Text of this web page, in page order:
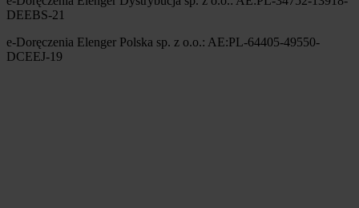
DEEBS-21
e-Doręczenia Elenger Polska sp. z o.o.: AE:PL-64405-49550-
DCEEJ-19